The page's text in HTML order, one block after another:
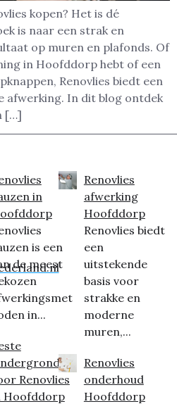
kopen? Het is dé
is naar een strak en
op muren en plafonds. Of
in Hoofddorp hebt of een
Renovlies biedt een
afwerking. In dit blog ontdek
[…]
in
is een
de meest
in...
Renovlies
Hoofddorp
Renovlies
afwerking
Hoofddorp
Renovlies biedt
een
uitstekende
basis voor
strakke en
moderne
muren,...
Renovlies
onderhoud
Hoofddorp